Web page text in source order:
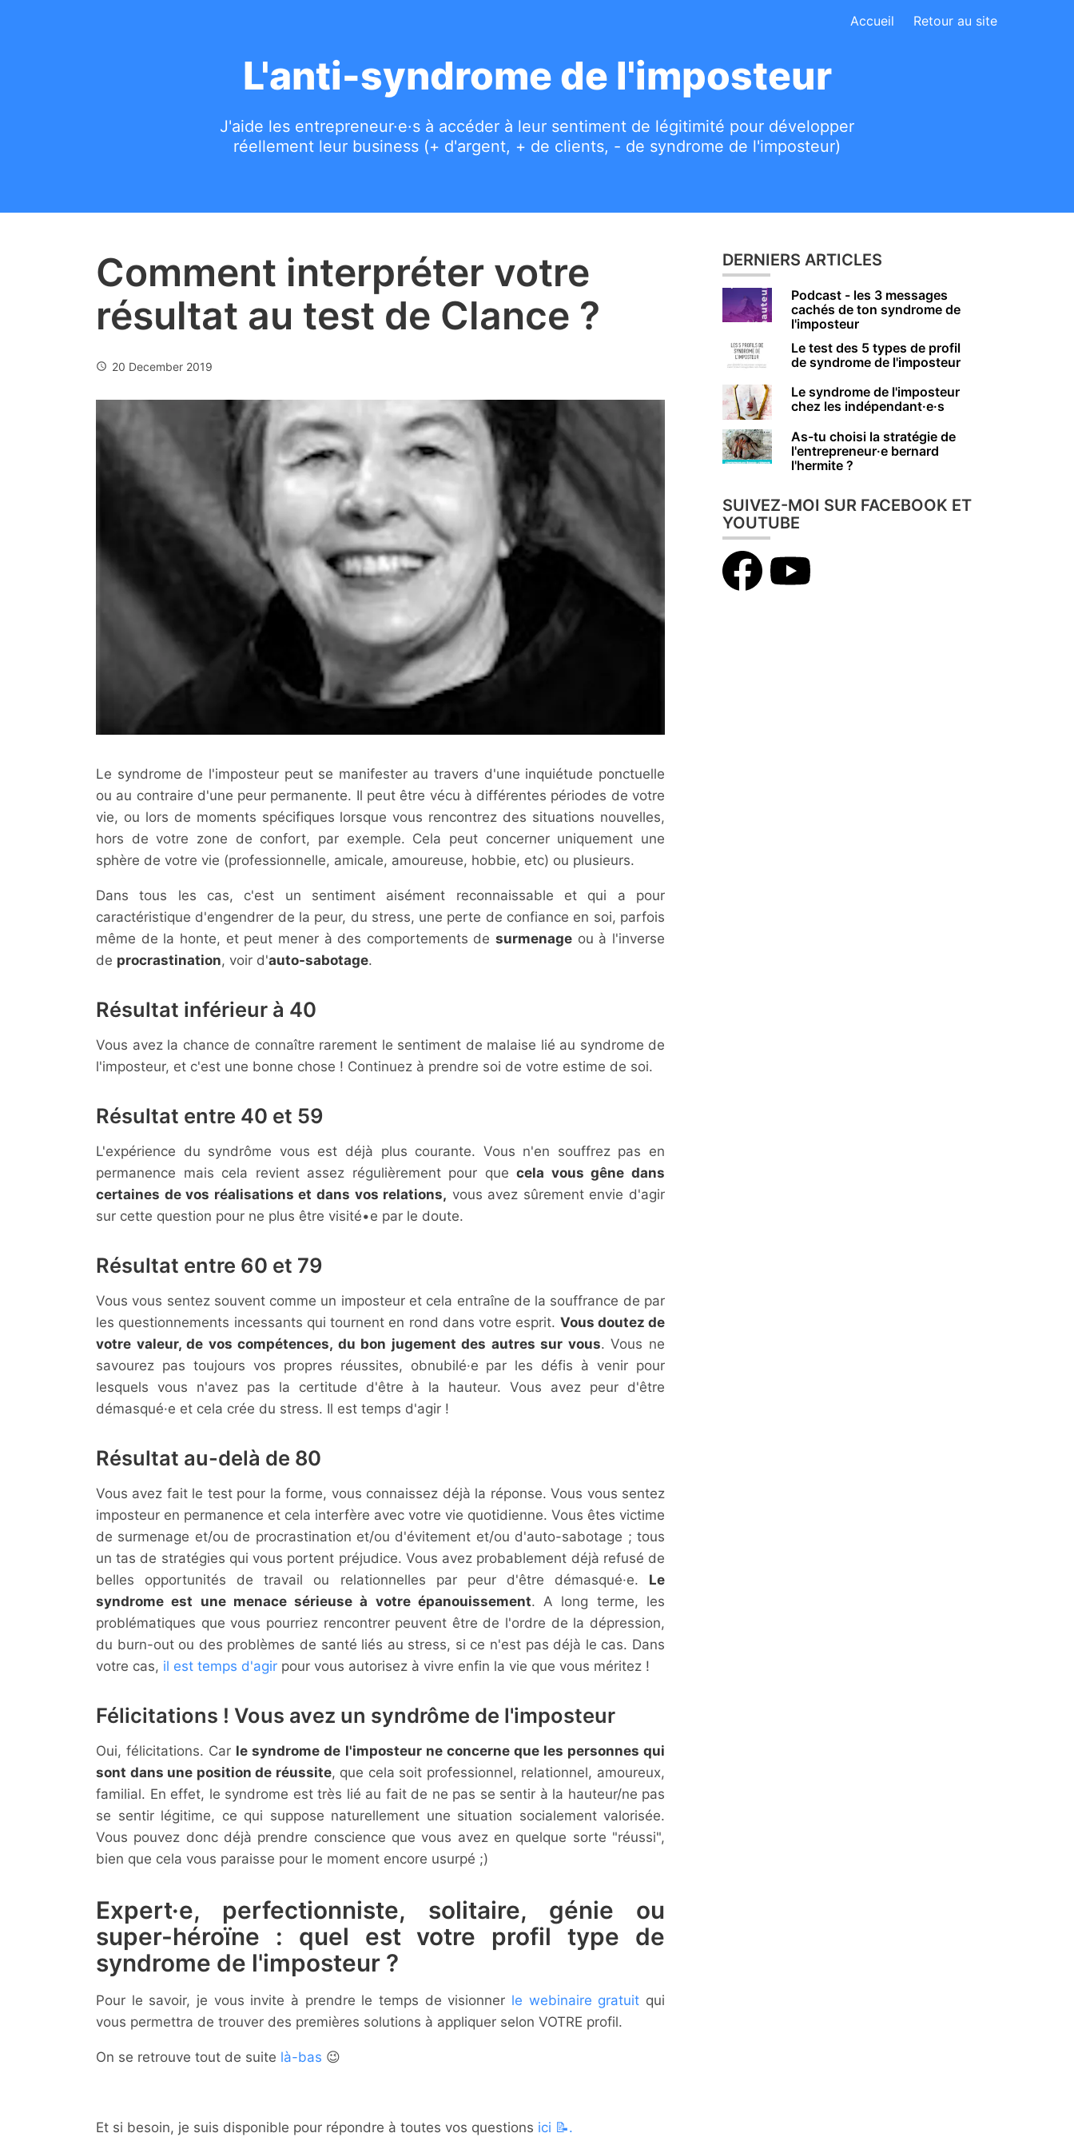
Accueil Retour au site
L'anti-syndrome de l'imposteur
J'aide les entrepreneur·e·s à accéder à leur sentiment de légitimité pour développer
réellement leur business (+ d'argent, + de clients, - de syndrome de l'imposteur)
Comment interpréter votre
résultat au test de Clance ?
20 December 2019
Le syndrome de l'imposteur peut se manifester au travers d'une inquiétude ponctuelle
ou au contraire d'une peur permanente. Il peut être vécu à différentes périodes de votre
vie, ou lors de moments spécifiques lorsque vous rencontrez des situations nouvelles,
hors de votre zone de confort, par exemple. Cela peut concerner uniquement une
sphère de votre vie (professionnelle, amicale, amoureuse, hobbie, etc) ou plusieurs.
Dans tous les cas, c'est un sentiment aisément reconnaissable et qui a pour
caractéristique d'engendrer de la peur, du stress, une perte de confiance en soi, parfois
même de la honte, et peut mener à des comportements desurmenage ou à l'inverse
de procrastination, voir d'auto-sabotage.
Résultat inférieur à 40
Vous avez la chance de connaître rarement le sentiment de malaise lié au syndrome de
l'imposteur, et c'est une bonne chose ! Continuez à prendre soi de votre estime de soi.
Résultat entre 40 et 59
L'expérience du syndrôme vous est déjà plus courante. Vous n'en souffrez pas en
permanence mais cela revient assez régulièrement pour quecela vous gêne dans
certaines de vos réalisations et dans vos relations, vous avez sûrement envie d'agir
sur cette question pour ne plus être visité•e par le doute.
Résultat entre 60 et 79
Vous vous sentez souvent comme un imposteur et cela entraîne de la souffrance de par
les questionnements incessants qui tournent en rond dans votre esprit. Vous doutez de
votre valeur, de vos compétences, du bon jugement des autres sur vous. Vous ne
savourez pas toujours vos propres réussites, obnubilé·e par les défis à venir pour
lesquels vous n'avez pas la certitude d'être à la hauteur. Vous avez peur d'être
démasqué·e et cela crée du stress. Il est temps d'agir !
Résultat au-delà de 80
Vous avez fait le test pour la forme, vous connaissez déjà la réponse. Vous vous sentez
imposteur en permanence et cela interfère avec votre vie quotidienne. Vous êtes victime
de surmenage et/ou de procrastination et/ou d'évitement et/ou d'auto-sabotage ; tous
un tas de stratégies qui vous portent préjudice. Vous avez probablement déjà refusé de
belles opportunités de travail ou relationnelles par peur d'être démasqué·e. Le
syndrome est une menace sérieuse à votre épanouissement. A long terme, les
problématiques que vous pourriez rencontrer peuvent être de l'ordre de la dépression,
du burn-out ou des problèmes de santé liés au stress, si ce n'est pas déjà le cas. Dans
votre cas, il est temps d'agir pour vous autorisez à vivre enfin la vie que vous méritez !
Félicitations ! Vous avez un syndrôme de l'imposteur
Oui, félicitations. Car le syndrome de l'imposteur ne concerne que les personnes qui
sont dans une position de réussite, que cela soit professionnel, relationnel, amoureux,
familial. En effet, le syndrome est très lié au fait de ne pas se sentir à la hauteur/ne pas
se sentir légitime, ce qui suppose naturellement une situation socialement valorisée.
Vous pouvez donc déjà prendre conscience que vous avez en quelque sorte "réussi",
bien que cela vous paraisse pour le moment encore usurpé ;)
Expert·e, perfectionniste, solitaire, génie ou
super-héroïne : quel est votre profil type de
syndrome de l'imposteur ?
Pour le savoir, je vous invite à prendre le temps de visionner le webinaire gratuit qui
vous permettra de trouver des premières solutions à appliquer selon VOTRE profil.
On se retrouve tout de suite là-bas 😉
Et si besoin, je suis disponible pour répondre à toutes vos questions ici 📝.
DERNIERS ARTICLES
Podcast - les 3 messages
cachés de ton syndrome de
l'imposteur
Le test des 5 types de profil
de syndrome de l'imposteur
Le syndrome de l'imposteur
chez les indépendant·e·s
As-tu choisi la stratégie de
l'entrepreneur·e bernard
l'hermite ?
SUIVEZ-MOI SUR FACEBOOK ET
YOUTUBE